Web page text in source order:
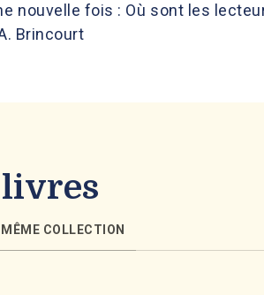
nouvelle fois : Où sont les
Brincourt
MÊME COLLECTION